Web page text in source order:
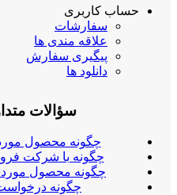
حساب کاربری
سفارشات
علاقه مندی ها
پیگیری سفارش
دانلود ها
سؤالات
چگونه محصول
چگونه با شرکت
چگونه محصول
چگونه